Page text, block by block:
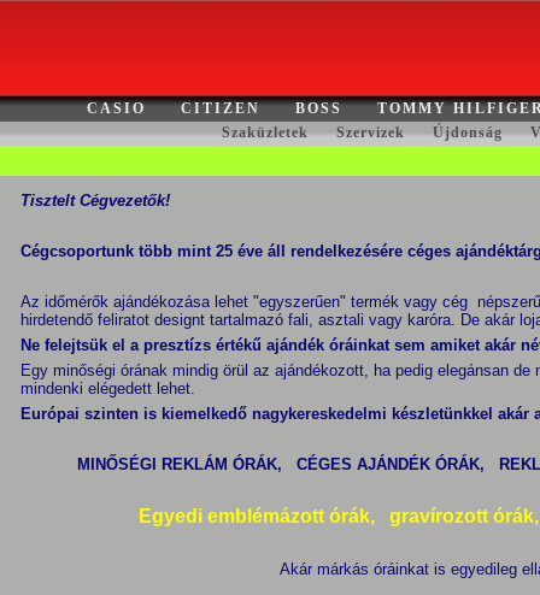
CASIO CITIZEN BOSS
TOMMY
Szaküzletek
Szervizek Újdonság
Tisztelt Cégvezetők!
Cégcsoportunk több mint 25 éve áll rendelkezésére céges
Az időmérők ajándékozása lehet "egyszerűen" termék vagy cég
hirdetendő feliratot designt tartalmazó fali, asztali vagy karóra. De akár
Ne felejtsük el a presztízs értékű ajándék óráinkat sem amiket akár
Egy minőségi órának mindig örül az ajándékozott, ha pedig elegánsan
mindenki elégedett lehet.
Európai szinten is kiemelkedő nagykereskedelmi készletünkkel
MINŐSÉGI REKLÁM ÓRÁK, CÉGES AJÁNDÉK ÓRÁK,
Egyedi emblémázott órák, gravírozott
Akár márkás óráinkat is egyedileg